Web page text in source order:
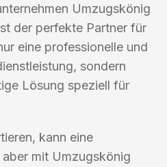
Umzugskönig
der perfekte Partner für
eine professionelle und
sondern
Lösung speziell für
kann eine
mit Umzugskönig